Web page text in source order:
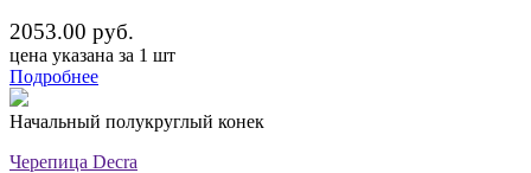
2053.00 руб.
цена указана за 1 шт
Подробнее
Начальный полукруглый конек
Черепица Decra